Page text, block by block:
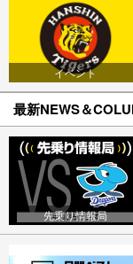
イベント
最新NEWS＆
先乗り情報局